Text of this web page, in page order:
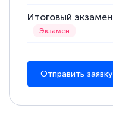
Итоговый экзамен
Отправить заявку